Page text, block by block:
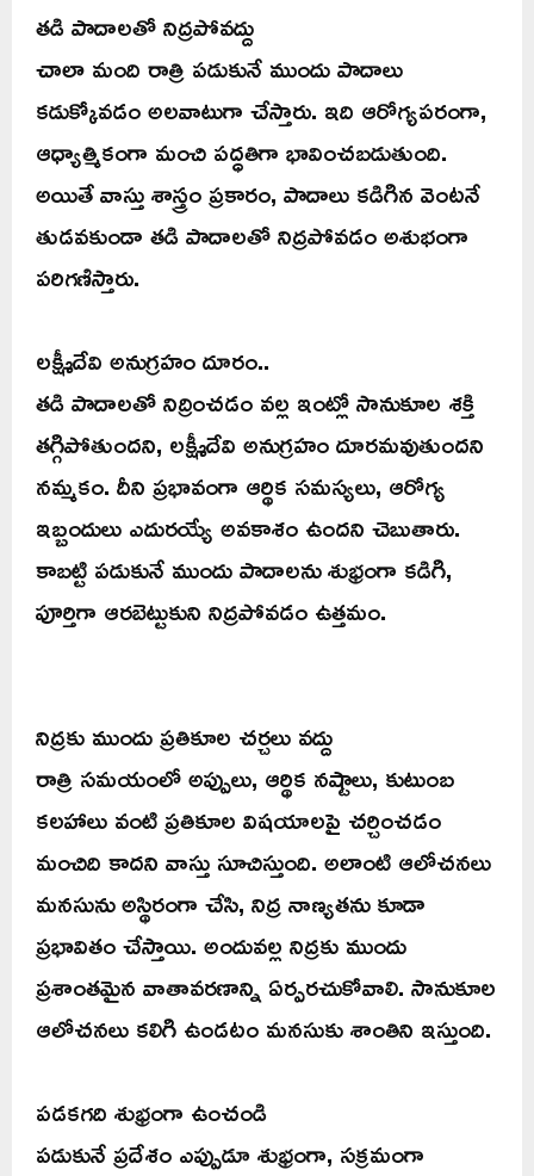
తడి పాదాలతో నిద్రపోవద్దు
చాలా మంది రాత్రి పడుకునే ముందు పాదాలు
కడుక్కోవడం అలవాటుగా చేస్తారు. ఇది ఆరోగ్యపరంగా,
ఆధ్యాత్మికంగా మంచి పద్ధతిగా భావించబడుతుంది.
అయితే వాస్తు శాస్త్రం ప్రకారం, పాదాలు కడిగిన వెంటనే
తుడవకుండా తడి పాదాలతో నిద్రపోవడం అశుభంగా
పరిగణిస్తారు.
లక్ష్మీదేవి అనుగ్రహం దూరం..
తడి పాదాలతో నిద్రించడం వల్ల ఇంట్లో సానుకూల శక్తి
తగ్గిపోతుందని, లక్ష్మీదేవి అనుగ్రహం దూరమవుతుందని
నమ్మకం. దీని ప్రభావంగా ఆర్థిక సమస్యలు, ఆరోగ్య
ఇబ్బందులు ఎదురయ్యే అవకాశం ఉందని చెబుతారు.
కాబట్టి పడుకునే ముందు పాదాలను శుభ్రంగా కడిగి,
పూర్తిగా ఆరబెట్టుకుని నిద్రపోవడం ఉత్తమం.
నిద్రకు ముందు ప్రతికూల చర్చలు వద్దు
రాత్రి సమయంలో అప్పులు, ఆర్థిక నష్టాలు, కుటుంబ
కలహాలు వంటి ప్రతికూల విషయాలపై చర్చించడం
మంచిది కాదని వాస్తు సూచిస్తుంది. అలాంటి ఆలోచనలు
మనసును అస్థిరంగా చేసి, నిద్ర నాణ్యతను కూడా
ప్రభావితం చేస్తాయి. అందువల్ల నిద్రకు ముందు
ప్రశాంతమైన వాతావరణాన్ని ఏర్పరచుకోవాలి. సానుకూల
ఆలోచనలు కలిగి ఉండటం మనసుకు శాంతిని ఇస్తుంది.
పడకగది శుభ్రంగా ఉంచండి
పడుకునే ప్రదేశం ఎప్పుడూ శుభ్రంగా, సక్రమంగా